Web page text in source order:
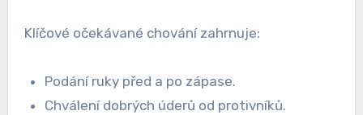
Klíčové očekávané chování zahrnuje:
Podání ruky před a po zápase.
Chválení dobrých úderů od protivníků.